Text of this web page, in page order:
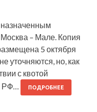
– Мале. Копия
5 октября
уточняются, но, как
с квотой
РФ…
ПОДРОБНЕЕ